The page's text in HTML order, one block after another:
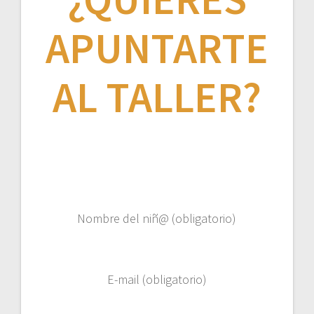
APUNTARTE
AL TALLER?
Nombre del niñ@ (obligatorio)
E-mail (obligatorio)